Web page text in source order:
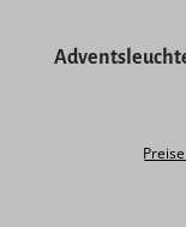
Durchschnittliche